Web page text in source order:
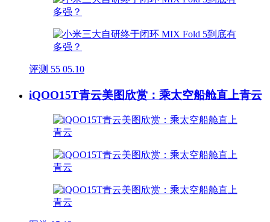
评测 55 05.10
iQOO15T青云美图欣赏：乘太空船舱直上青云